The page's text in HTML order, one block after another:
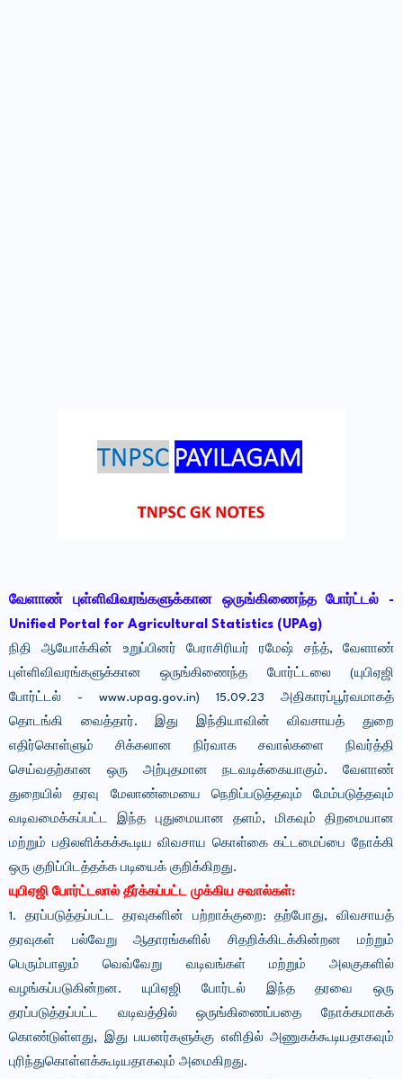
வேளாண் புள்ளிவிவரங்களுக்கான ஒருங்கிணைந்த போர்ட்டல் -
Unified Portal for Agricultural Statistics (UPAg)
நிதி ஆயோக்கின் உறுப்பினர் பேராசிரியர் ரமேஷ் சந்த், வேளாண்
புள்ளிவிவரங்களுக்கான ஒருங்கிணைந்த போர்ட்டலை (யுபிஏஜி
போர்ட்டல் - www.upag.gov.in) 15.09.23 அதிகாரப்பூர்வமாகத்
தொடங்கி வைத்தார். இது இந்தியாவின் விவசாயத் துறை
எதிர்கொள்ளும் சிக்கலான நிர்வாக சவால்களை நிவர்த்தி
செய்வதற்கான ஒரு அற்புதமான நடவடிக்கையாகும். வேளாண்
துறையில் தரவு மேலாண்மையை நெறிப்படுத்தவும் மேம்படுத்தவும்
வடிவமைக்கப்பட்ட இந்த புதுமையான தளம், மிகவும் திறமையான
மற்றும் பதிலளிக்கக்கூடிய விவசாய கொள்கை கட்டமைப்பை நோக்கி
ஒரு குறிப்பிடத்தக்க படியைக் குறிக்கிறது.
யுபிஏஜி போர்ட்டலால் தீர்க்கப்பட்ட முக்கிய சவால்கள்:
1. தரப்படுத்தப்பட்ட தரவுகளின் பற்றாக்குறை: தற்போது, விவசாயத்
தரவுகள் பல்வேறு ஆதாரங்களில் சிதறிக்கிடக்கின்றன மற்றும்
பெரும்பாலும் வெவ்வேறு வடிவங்கள் மற்றும் அலகுகளில்
வழங்கப்படுகின்றன. யுபிஏஜி போர்டல் இந்த தரவை ஒரு
தரப்படுத்தப்பட்ட வடிவத்தில் ஒருங்கிணைப்பதை நோக்கமாகக்
கொண்டுள்ளது, இது பயனர்களுக்கு எளிதில் அணுகக்கூடியதாகவும்
புரிந்துகொள்ளக்கூடியதாகவும் அமைகிறது.